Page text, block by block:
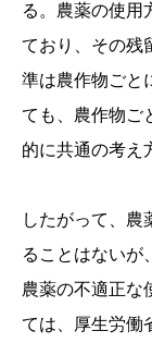
る。農薬の使用
ており、その残
準は農作物ごと
ても、農作物ご
的に共通の考え
したがって、農
ることはないが
農薬の不適正な
ては、厚生労働